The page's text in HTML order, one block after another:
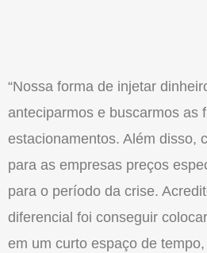
“Nossa forma de injetar
anteciparmos e buscarmos as
estacionamentos. Além disso,
para as empresas preços
para o período da crise.
diferencial foi conseguir
em um curto espaço de